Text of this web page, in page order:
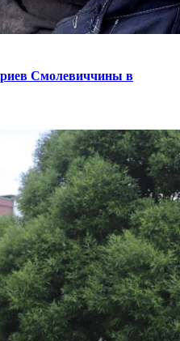
Смолевиччины в